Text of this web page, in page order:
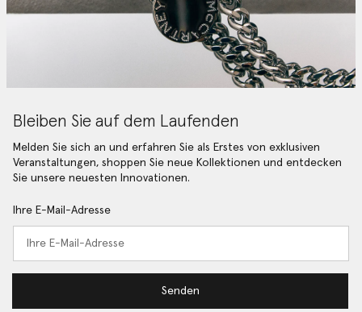
Bleiben Sie auf dem Laufenden
Melden Sie sich an und erfahren Sie als Erstes von exklusiven
Veranstaltungen, shoppen Sie neue Kollektionen und entdecken
Sie unsere neuesten Innovationen.
Ihre E-Mail-Adresse
Senden